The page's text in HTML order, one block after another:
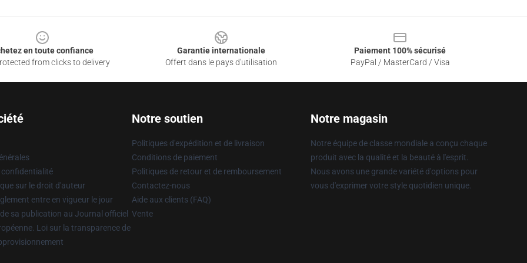
en toute confiance
from clicks to delivery
Garantie internationale
Offert dans le pays d'utilisation
Paiement 100% sécurisé
PayPal / MasterCard / Visa
confidentialité
sur le droit d'auteur
entre en vigueur le jour
sa publication au Journal officiel
Loi sur la transparence de
Notre soutien
Politiques d'expédition et de livraison
Conditions de paiement
Politiques de retour et de remboursement
Contactez-nous
Aide aux clients (FAQ)
Vente
Notre magasin
Notre équipe de classe mondiale a conçu chaque
produit avec la qualité et la beauté à l'esprit.
Nous avons une grande variété d'options pour
vous d'exprimer votre style quotidien unique.